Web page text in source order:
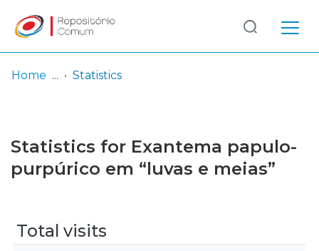
Browse repository
Log
In
(current)
Home Statistics
Statistics for Exantema papulo-
purpúrico em “luvas e meias”
Total visits